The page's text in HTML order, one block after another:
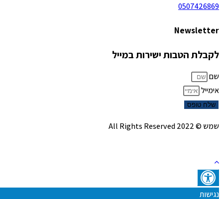
0507426869
Newsletter
לקבלת הטבות ישירות במייל
שם
אימייל
שלח טופס
שמש © 2022 All Rights Reserved
נגישות